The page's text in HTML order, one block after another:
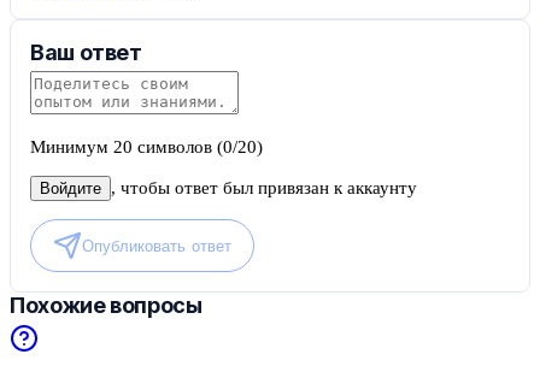
Ваш ответ
Минимум 20 символов (0/20)
Войдите , чтобы ответ был привязан к аккаунту
Опубликовать ответ
Похожие вопросы